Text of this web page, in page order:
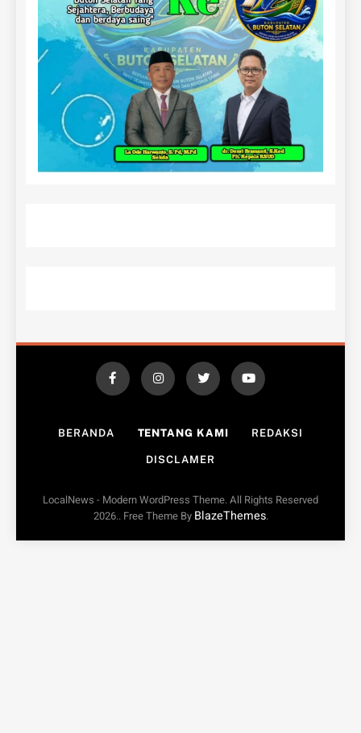
BERANDA TENTANG KAMI REDAKSI
DISCLAMER
LocalNews - Modern WordPress Theme. All Rights Reserved
2026.. Free Theme By BlazeThemes.